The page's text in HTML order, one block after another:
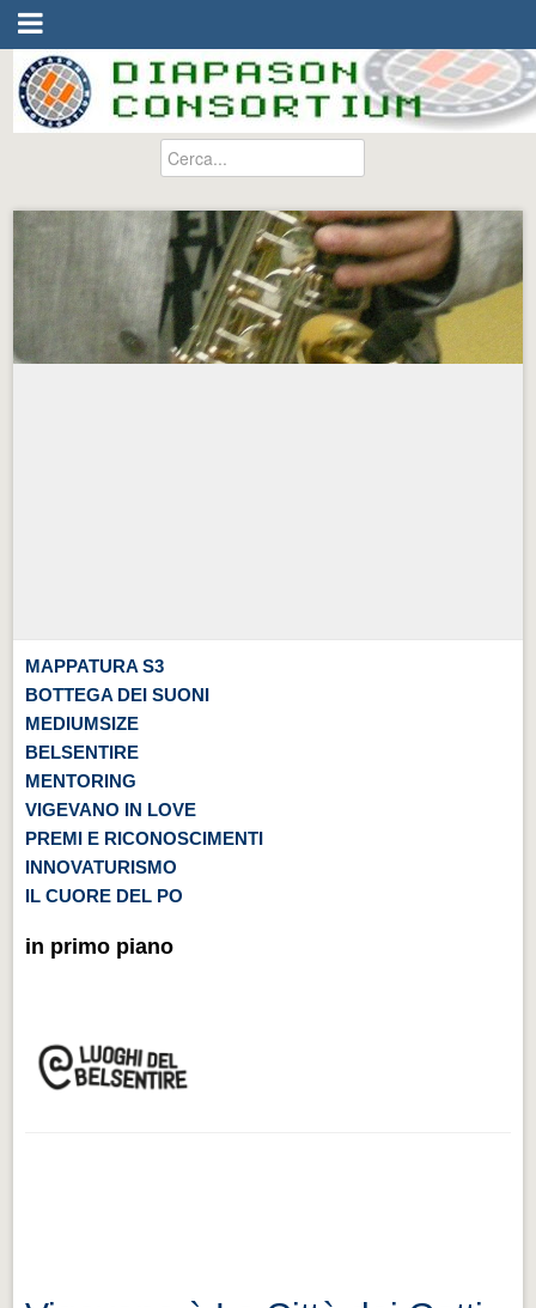
MAPPATURA S3
BOTTEGA DEI SUONI
MEDIUMSIZE
BELSENTIRE
MENTORING
VIGEVANO IN LOVE
PREMI E RICONOSCIMENTI
INNOVATURISMO
IL CUORE DEL PO
in primo piano